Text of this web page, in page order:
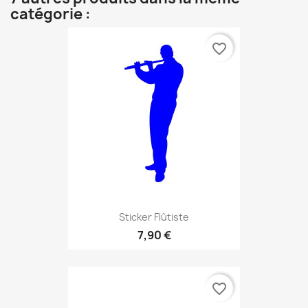
catégorie :
Sticker Flûtiste
7,90 €
favorite_border
favorite_border